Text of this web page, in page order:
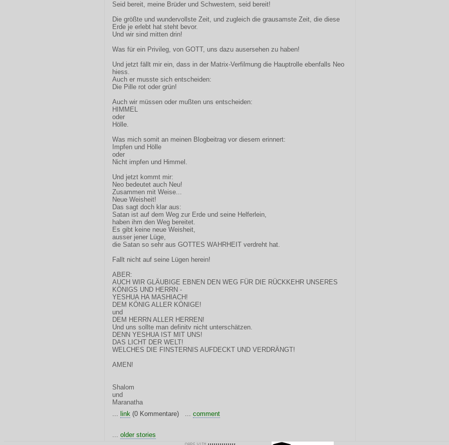
Seid bereit, meine Brüder und Schwestern, seid bereit!
Die größte und wundervollste Zeit, und zugleich die grausamste Zeit, die diese
Erde je erlebt hat steht bevor.
Und wir sind mitten drin!
Was für ein Privileg, von GOTT, uns dazu ausersehen zu haben!
Und jetzt fällt mir ein, dass in der Matrix-Verfilmung die Hauptrolle ebenfalls Neo
hiess.
Auch er musste sich entscheiden:
Die Pille rot oder grün!
Auch wir müssen oder mußten uns entscheiden:
HIMMEL
oder
Hölle.
Was mich somit an meinen Blogbeitrag vor diesem erinnert:
Impfen und Hölle
oder
Nicht impfen und Himmel.
Und jetzt kommt mir:
Neo bedeutet auch Neu!
Zusammen mit Weise...
Neue Weisheit!
Das sagt doch klar aus:
Satan ist auf dem Weg zur Erde und seine Helferlein,
haben ihm den Weg bereitet.
Es gibt keine neue Weisheit,
ausser jener Lüge,
die Satan so sehr aus GOTTES WAHRHEIT verdreht hat.
Fallt nicht auf seine Lügen herein!
ABER:
AUCH WIR GLÄUBIGE EBNEN DEN WEG FÜR DIE RÜCKKEHR UNSERES
KÖNIGS UND HERRN -
YESHUA HA MASHIACH!
DEM KÖNIG ALLER KÖNIGE!
und
DEM HERRN ALLER HERREN!
Und uns sollte man definitv nicht unterschätzen.
DENN YESHUA IST MIT UNS!
DAS LICHT DER WELT!
WELCHES DIE FINSTERNIS AUFDECKT UND VERDRÄNGT!
AMEN!
Shalom
und
Maranatha
... link (0 Kommentare) ... comment
... older stories